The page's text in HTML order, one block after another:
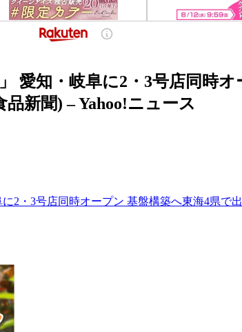
愛知・岐阜に2・3号店同時
新聞) – Yahoo!ニュース
2・3号店同時オープン 基盤構築へ東海4県で